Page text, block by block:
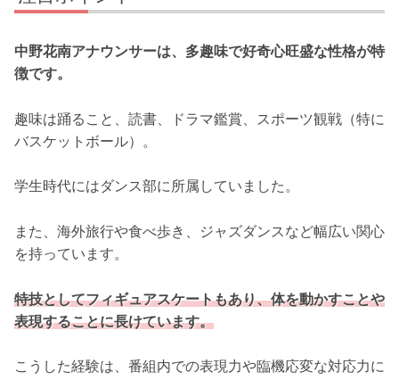
中野花南アナウンサーは、多趣味で好奇心旺盛な性格が特
徴です。
趣味は踊ること、読書、ドラマ鑑賞、スポーツ観戦（特に
バスケットボール）。
学生時代にはダンス部に所属していました。
また、海外旅行や食べ歩き、ジャズダンスなど幅広い関心
を持っています。
特技としてフィギュアスケートもあり、体を動かすことや
表現することに長けています。
こうした経験は、番組内での表現力や臨機応変な対応力に